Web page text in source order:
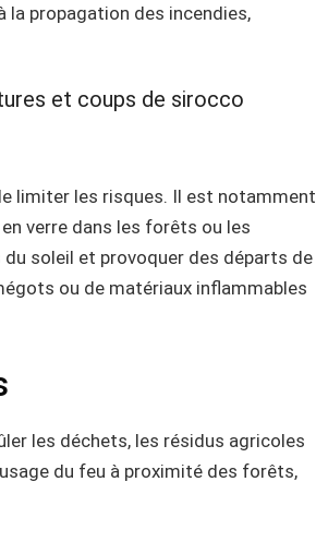
la propagation des incendies,
et coups de sirocco
limiter les risques. Il est notamment
verre dans les forêts ou les
soleil et provoquer des départs de
ou de matériaux inflammables
les déchets, les résidus agricoles
du feu à proximité des forêts,